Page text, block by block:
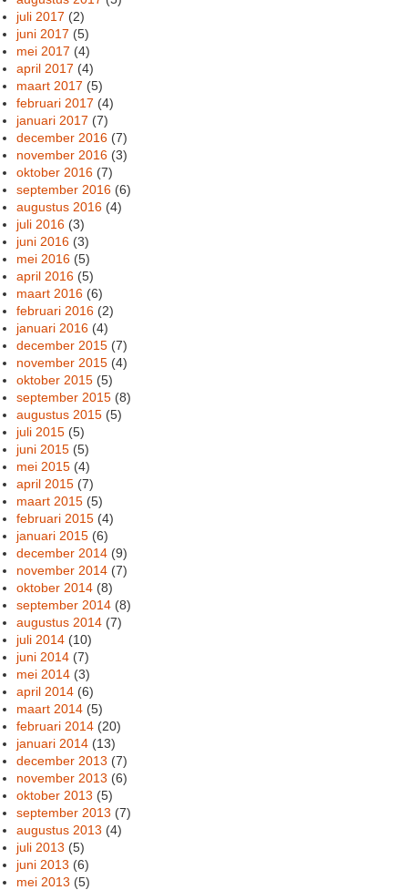
juli 2017 (2)
juni 2017 (5)
mei 2017 (4)
april 2017 (4)
maart 2017 (5)
februari 2017 (4)
januari 2017 (7)
december 2016 (7)
november 2016 (3)
oktober 2016 (7)
september 2016 (6)
augustus 2016 (4)
juli 2016 (3)
juni 2016 (3)
mei 2016 (5)
april 2016 (5)
maart 2016 (6)
februari 2016 (2)
januari 2016 (4)
december 2015 (7)
november 2015 (4)
oktober 2015 (5)
september 2015 (8)
augustus 2015 (5)
juli 2015 (5)
juni 2015 (5)
mei 2015 (4)
april 2015 (7)
maart 2015 (5)
februari 2015 (4)
januari 2015 (6)
december 2014 (9)
november 2014 (7)
oktober 2014 (8)
september 2014 (8)
augustus 2014 (7)
juli 2014 (10)
juni 2014 (7)
mei 2014 (3)
april 2014 (6)
maart 2014 (5)
februari 2014 (20)
januari 2014 (13)
december 2013 (7)
november 2013 (6)
oktober 2013 (5)
september 2013 (7)
augustus 2013 (4)
juli 2013 (5)
juni 2013 (6)
mei 2013 (5)